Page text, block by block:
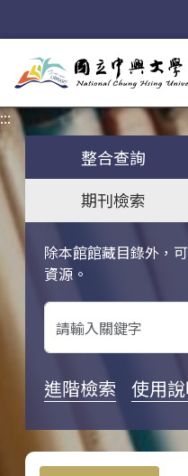
:::
整合查詢
期刊檢索
除本館館藏目錄外，
資源。
關鍵字搜尋
進階檢索 使用